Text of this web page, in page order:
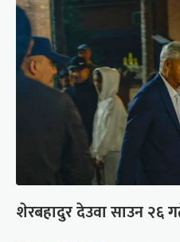
शेरबहादुर देउवा साउन २६